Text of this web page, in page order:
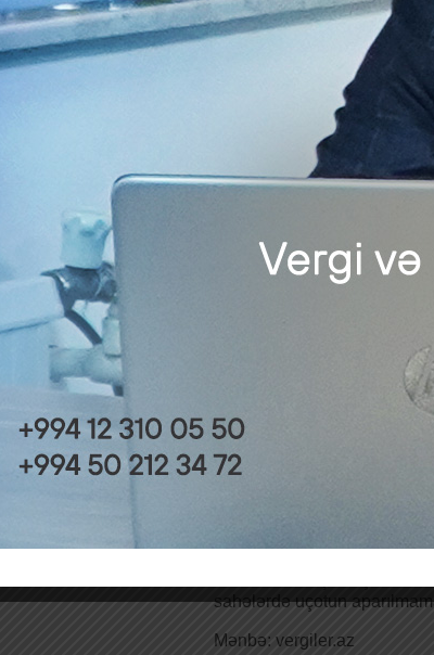
Hesabatlılığın çox vacib
fəaliyyətinin, həm də
xüsusilə də elektronlaşma
ödədikləri vergi necə və
Bu yaxınlarda Bakıda
vacibliyinə xüsusi diqqət
inzibatçılığın yükü azala
A.Musayev mühasiblərin
iqtisadiyyatı”nın
düzəlişlərlə təqdim
mühasibatlıq sahəsində
İstər xərclərin artırılması,
Ona görə də mühasibatlığın
Professor çıxışında vergi
vacibliyini vurğulayıb:
nəzərdə tutulur. Bu, bir
olmayan bir çox vergi
Misal üçün: artıq neçə
Yoxdur. Güzəşt heç də
sahələrdə uçotun
Mənbə: vergiler.az